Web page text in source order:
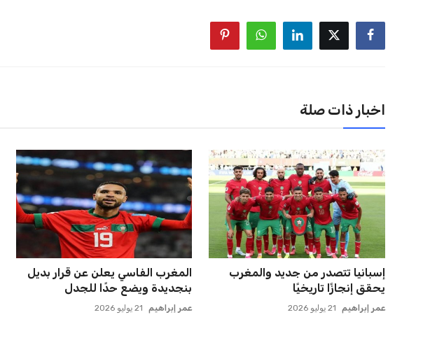
اخبار ذات صلة
ميسي يعود إلى مسقط رأسه في
روساريو للاسترخاء بعد الهزيم...
عمر إبراهيم 21 يوليو 2026
الأهلي يخطط للاحتفاظ بكريم فؤاد
في مفاجأة سانحة للجماهير
عمر إبراهيم 22 يوليو 2026